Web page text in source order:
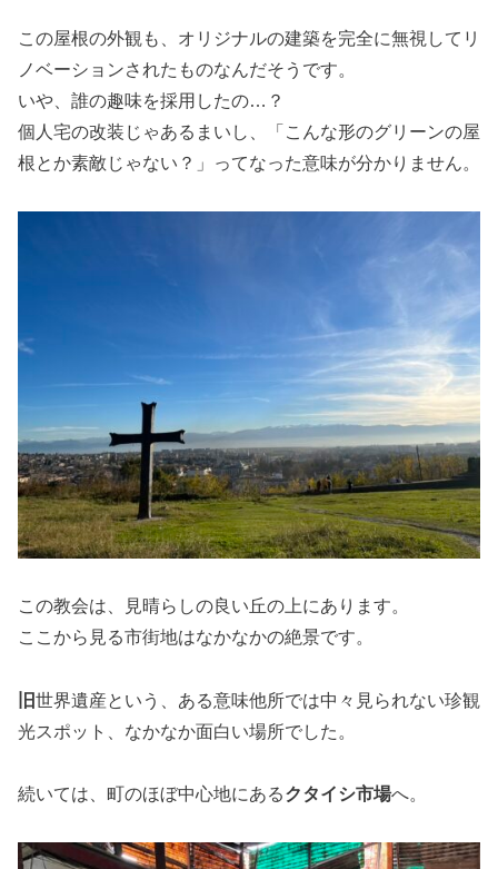
この屋根の外観も、オリジナルの建築を完全に無視してリ
ノベーションされたものなんだそうです。
いや、誰の趣味を採用したの…？
個人宅の改装じゃあるまいし、「こんな形のグリーンの屋
根とか素敵じゃない？」ってなった意味が分かりません。
この教会は、見晴らしの良い丘の上にあります。
ここから見る市街地はなかなかの絶景です。
旧世界遺産という、ある意味他所では中々見られない珍観
光スポット、なかなか面白い場所でした。
続いては、町のほぼ中心地にあるクタイシ市場へ。